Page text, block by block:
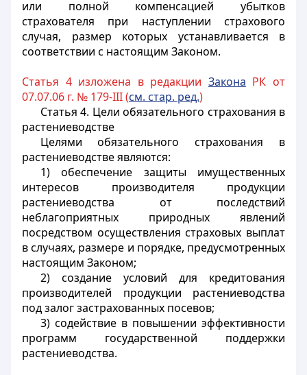
или полной компенсацией убытков
страхователя при наступлении страхового
случая, размер которых устанавливается в
соответствии с настоящим Законом.
Статья 4 изложена в редакции Закона РК от
07.07.06 г. № 179-III (см. стар. ред.)
Статья 4. Цели обязательного страхования в
растениеводстве
Целями обязательного страхования в
растениеводстве являются:
1) обеспечение защиты имущественных
интересов производителя продукции
растениеводства от последствий
неблагоприятных природных явлений
посредством осуществления страховых выплат
в случаях, размере и порядке, предусмотренных
настоящим Законом;
2) создание условий для кредитования
производителей продукции растениеводства
под залог застрахованных посевов;
3) содействие в повышении эффективности
программ государственной поддержки
растениеводства.